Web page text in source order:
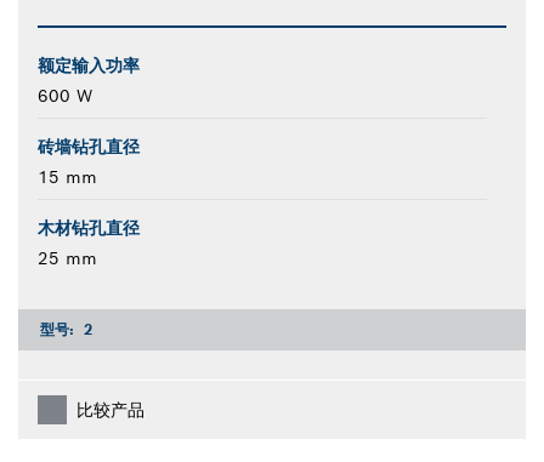
额定输入功率
600 W
砖墙钻孔直径
15 mm
木材钻孔直径
25 mm
型号: 2
比较产品